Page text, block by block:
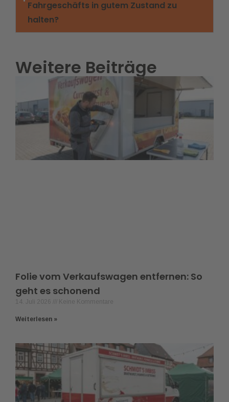
Fahrgeschäfts in gutem Zustand zu
halten?
Weitere Beiträge
Folie vom Verkaufswagen entfernen: So
geht es schonend
14. Juli 2026 Keine Kommentare
Weiterlesen »